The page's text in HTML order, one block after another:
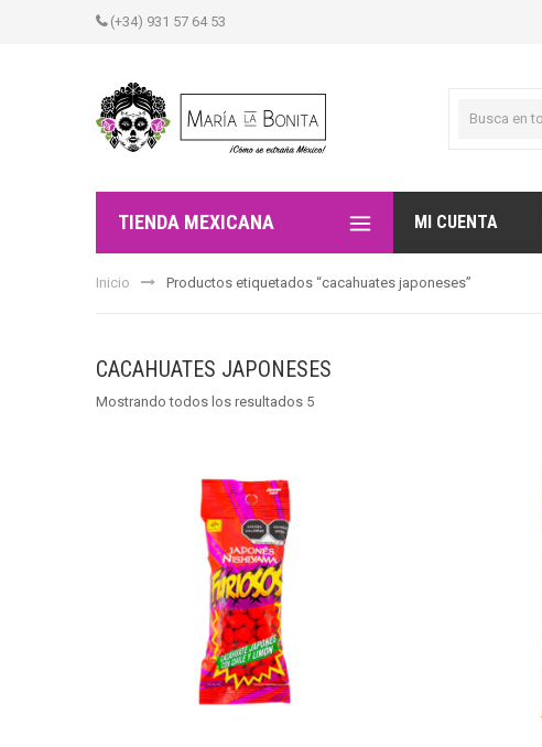
(+34) 931 57 64 53
TIENDA MEXICANA MI CUENTA
Inicio Productos etiquetados “cacahuates japoneses”
CACAHUATES JAPONESES
Mostrando todos los resultados 5